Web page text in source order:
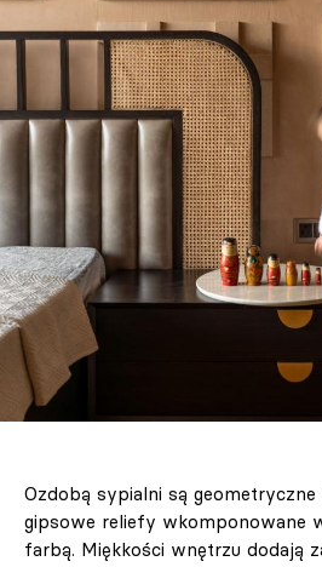
Ozdobą sypialni są
gipsowe reliefy wkomponowane
farbą. Miękkości wnętrzu dodają